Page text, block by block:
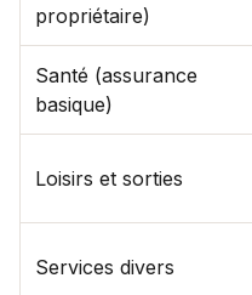
propriétaire)
Santé (assurance
basique)
Loisirs et sorties
Services divers